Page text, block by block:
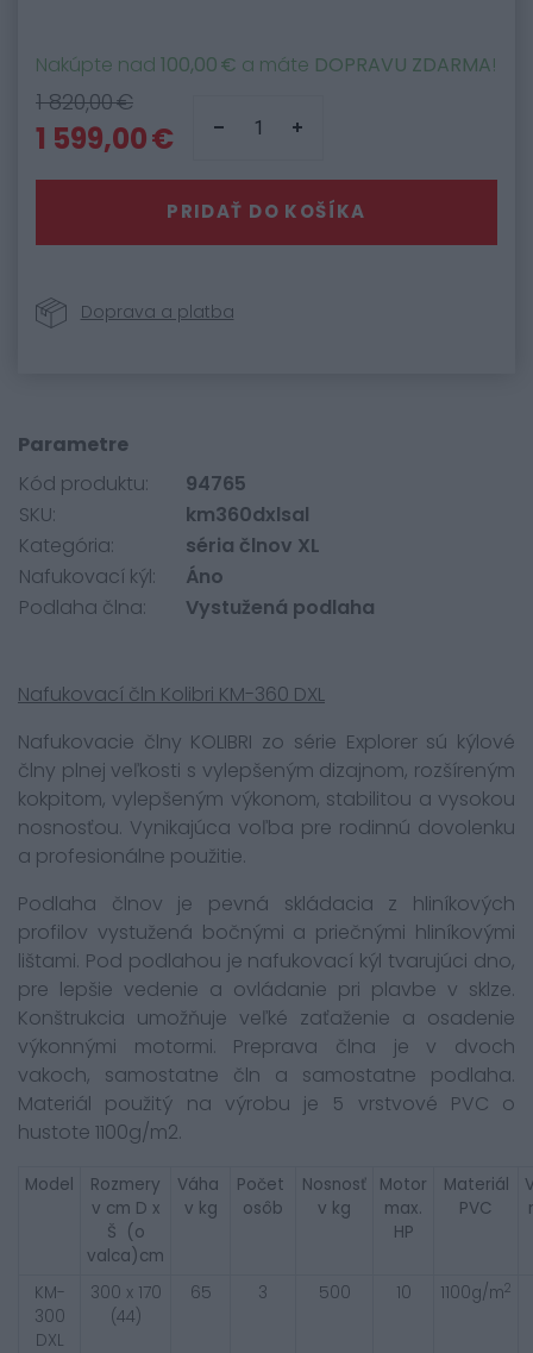
Nakúpte nad 100,00 € a máte DOPRAVU ZDARMA!
1 820,00 €
1 599,00 €
PRIDAŤ DO KOŠÍKA
Doprava a platba
Parametre
Kód produktu:
94765
SKU:
km360dxlsal
Kategória:
séria člnov XL
Nafukovací kýl:
Áno
Podlaha člna:
Vystužená podlaha
Nafukovací čln Kolibri KM-360 DXL
Nafukovacie člny KOLIBRI zo série Explorer sú kýlové
člny plnej veľkosti s vylepšeným dizajnom, rozšíreným
kokpitom, vylepšeným výkonom, stabilitou a vysokou
nosnosťou. Vynikajúca voľba pre rodinnú dovolenku
a profesionálne použitie.
Podlaha člnov je pevná skládacia z hliníkových
profilov vystužená bočnými a priečnými hliníkovými
lištami. Pod podlahou je nafukovací kýl tvarujúci dno,
pre lepšie vedenie a ovládanie pri plavbe v sklze.
Konštrukcia umožňuje veľké zaťaženie a osadenie
výkonnými motormi. Preprava člna je v dvoch
vakoch, samostatne čln a samostatne podlaha.
Materiál použitý na výrobu je 5 vrstvové PVC o
hustote 1100g/m2.
Model
Rozmery
v cm D x
Š (o
valca)cm
Váha
v kg
Počet
osôb
Nosnosť
v kg
Motor
max.
HP
Materiál
PVC
KM-
300
DXL
300 x 170
(44)
65 3 500 10 1100g/m2